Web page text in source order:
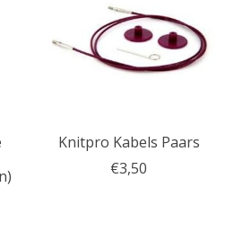
Knitpro Kabels Paars
€3,50